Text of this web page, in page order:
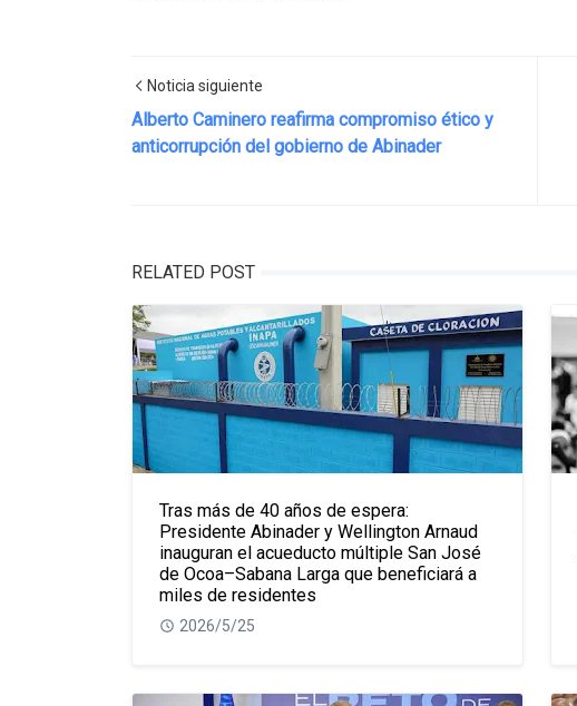
Noticia siguiente
Alberto Caminero reafirma compromiso ético y
anticorrupción del gobierno de Abinader
RELATED POST
Tras más de 40 años de espera:
Presidente Abinader y Wellington Arnaud
inauguran el acueducto múltiple San José
de Ocoa–Sabana Larga que beneficiará a
miles de residentes
2026/5/25